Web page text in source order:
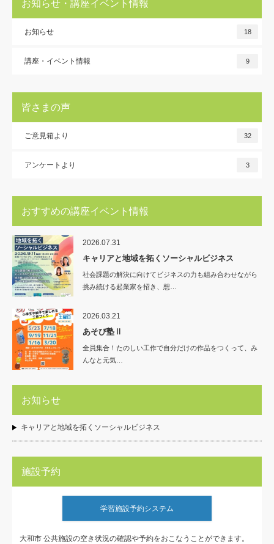
お知らせ・講座イベント情報
お知らせ 18
講座・イベント情報 9
皆さまの声
ご意見箱より 32
アンケートより 3
おすすめの講座イベント情報
2026.07.31
キャリアと地域を拓くソーシャルビジネス
社会課題の解決に向けてビジネスの力も組み合わせながら
挑み続ける起業家を招き、想…
2026.03.21
あそび塾Ⅱ
全員集合！たのしい工作で自分だけの作品をつくって、み
んなと元気…
お知らせ
キャリアと地域を拓くソーシャルビジネス
施設予約
学習施設予約システム
大和市 公共施設の空き状況の確認や予約をおこなうことができます。